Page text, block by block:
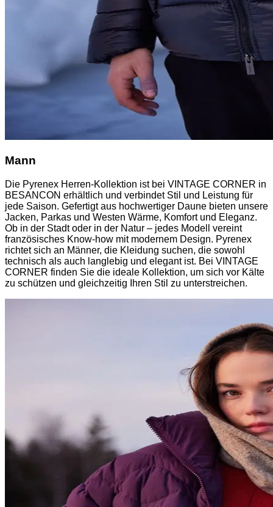
Mann
Die Pyrenex Herren-Kollektion ist bei VINTAGE CORNER in
BESANCON erhältlich und verbindet Stil und Leistung für
jede Saison. Gefertigt aus hochwertiger Daune bieten unsere
Jacken, Parkas und Westen Wärme, Komfort und Eleganz.
Ob in der Stadt oder in der Natur – jedes Modell vereint
französisches Know-how mit modernem Design. Pyrenex
richtet sich an Männer, die Kleidung suchen, die sowohl
technisch als auch langlebig und elegant ist. Bei VINTAGE
CORNER finden Sie die ideale Kollektion, um sich vor Kälte
zu schützen und gleichzeitig Ihren Stil zu unterstreichen.